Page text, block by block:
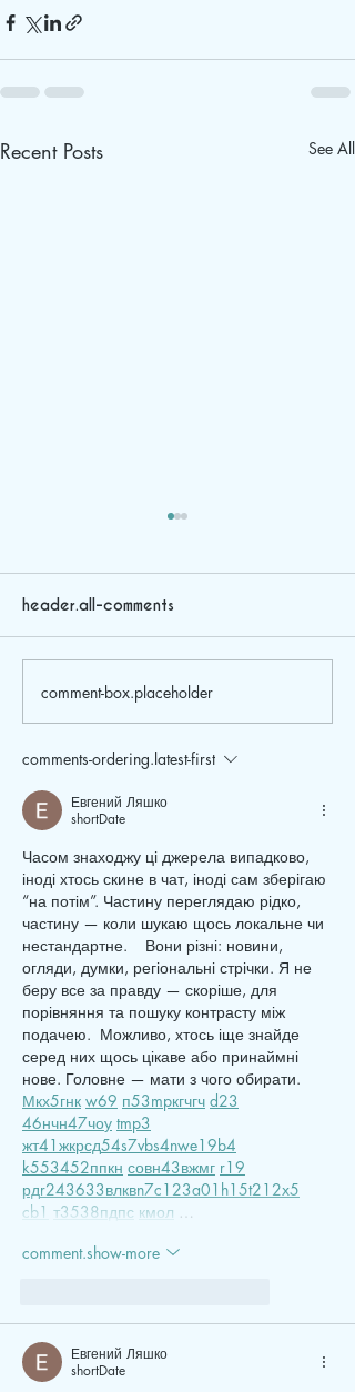
Recent Posts See All
Departing to a Polar
Cruise
header.all-comments
comment-box.placeholder
comments-ordering.latest-first
Евгений Ляшко
shortDate
Часом знаходжу ці джерела випадково,
іноді хтось скине в чат, іноді сам зберігаю
“на потім”. Частину переглядаю рідко,
частину — коли шукаю щось локальне чи
нестандартне.    Вони різні: новини,
огляди, думки, регіональні стрічки. Я не
беру все за правду — скоріше, для
порівняння та пошуку контрасту між
подачею.  Можливо, хтось іще знайде
серед них щось цікаве або принаймні
нове. Головне — мати з чого обирати.
Мкх5гнк w69 п53mpкгчгч d23
46нчн47чоу tmp3
жт41 жкрсд54s7vbs4nwe19b4
k553452ппкн совн43вжмг r19
рдr243633влквn7c123a01 h15t21 2x5
cb1 т3538пдпс кмол …
comment.show-more
Евгений Ляшко
shortDate